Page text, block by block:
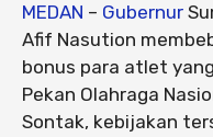
MEDAN – Gubernur
Afif Nasution
bonus para atlet
Pekan Olahraga
Sontak, kebijakan